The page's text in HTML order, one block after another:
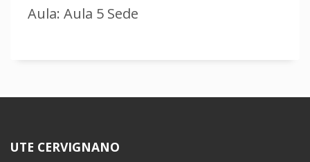
Aula: Aula 5 Sede
UTE CERVIGNANO